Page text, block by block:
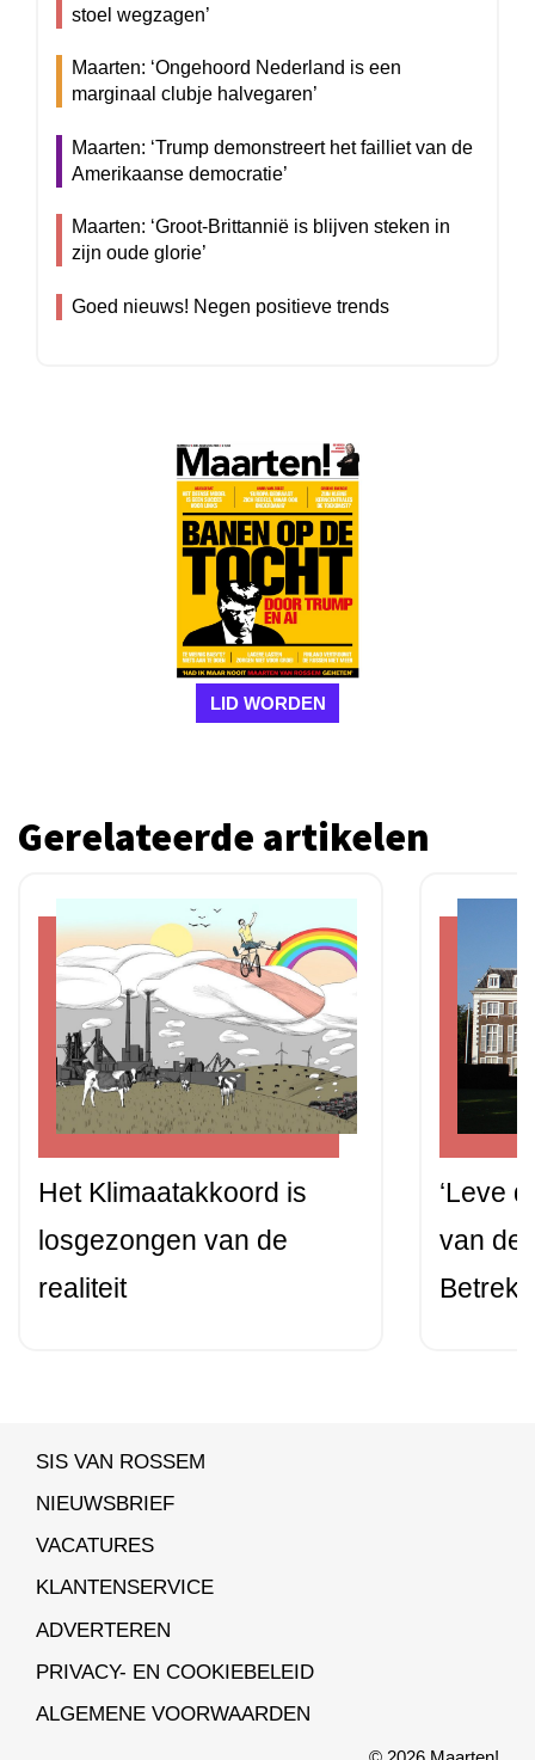
stoel wegzagen’
Maarten: ‘Ongehoord Nederland is een
marginaal clubje halvegaren’
Maarten: ‘Trump demonstreert het failliet van de
Amerikaanse democratie’
Maarten: ‘Groot-Brittannië is blijven steken in
zijn oude glorie’
Goed nieuws! Negen positieve trends
LID WORDEN
Gerelateerde artikelen
Het Klimaatakkoord is
losgezongen van de
realiteit
‘Leve
van de
SIS VAN ROSSEM
NIEUWSBRIEF
VACATURES
KLANTENSERVICE
ADVERTEREN
PRIVACY- EN COOKIEBELEID
ALGEMENE VOORWAARDEN